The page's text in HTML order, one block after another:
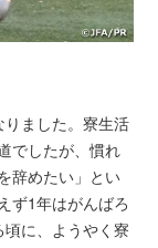
りました。寮生活
でしたが、慣れ
辞めたい」とい
ず1年はがんばろ
に、ようやく寮